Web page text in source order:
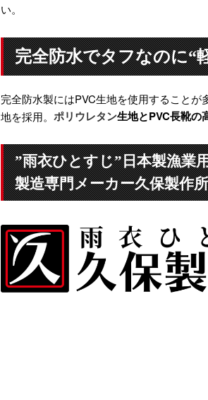
い。
完全防水でタフなのに“
完全防水製にはPVC生地を使用すること
地を採用。 ポリウレタン生地とPVC長靴の
”雨衣ひとすじ”日本製漁業
製造専門メーカー久保製作